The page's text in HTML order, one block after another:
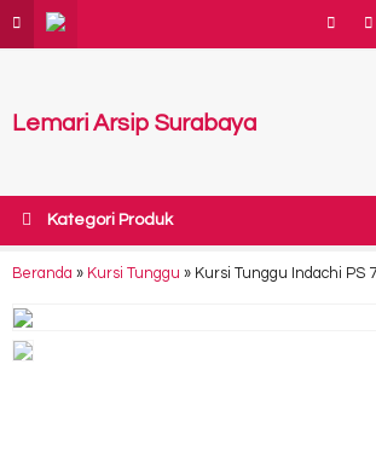
Lemari Arsip Surabaya
Kategori Produk
Beranda » Kursi Tunggu » Kursi Tunggu Indachi PS